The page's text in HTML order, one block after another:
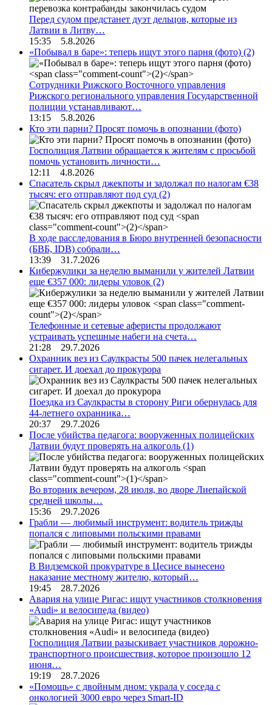
Перед судом предстанет дуэт дельцов, которые из
Латвии в Литву…
15:35 5.8.2026
«Побывал в баре»: теперь ищут этого парня (фото) (2)
Сотрудники Рижского Восточного управления
Рижского регионального управления Государственной
полиции устанавливают…
13:15 5.8.2026
Кто эти парни? Просят помочь в опознании (фото)
Госполиция Латвии обращается к жителям с просьбой
помочь установить личности…
12:11 4.8.2026
Спасатель скрыл джекпоты и задолжал по налогам €38
тысяч: его отправляют под суд (2)
В ходе расследования в Бюро внутренней безопасности
(БВБ, IDB) собрали…
13:39 31.7.2026
Кибержулики за неделю выманили у жителей Латвии
еще €357 000: лидеры уловок (2)
Телефонные и сетевые аферисты продолжают
устраивать успешные набеги на счета…
21:28 29.7.2026
Охранник вез из Саулкрасты 500 пачек нелегальных
сигарет. И доехал до прокурора
Поездка из Саулкрасты в сторону Риги обернулась для
44-летнего охранника…
20:37 29.7.2026
После убийства педагога: вооруженных полицейских
Латвии будут проверять на алкоголь (1)
Во вторник вечером, 28 июля, во дворе Лиепайской
средней школы…
15:36 29.7.2026
Грабли — любимый инструмент: водитель трижды
попался с липовыми польскими правами
В Видземской прокуратуре в Цесисе вынесено
наказание местному жителю, который…
19:45 28.7.2026
Авария на улице Ригас: ищут участников столкновения
«Audi» и велосипеда (видео)
Госполиция Латвии разыскивает участников дорожно-
транспортного происшествия, которое произошло 12
июня…
19:19 28.7.2026
«Помощь» с двойным дном: украла у соседа с
онкологией 3000 евро через Smart-ID